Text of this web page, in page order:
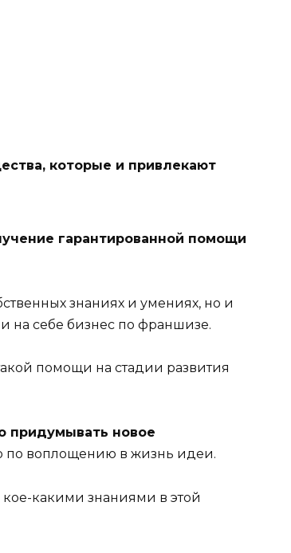
которые и привлекают
гарантированной помощи
знаниях и умениях, но и
на себе бизнес по франшизе.
помощи на стадии развития
придумывать новое
по воплощению в жизнь идеи.
какими знаниями в этой